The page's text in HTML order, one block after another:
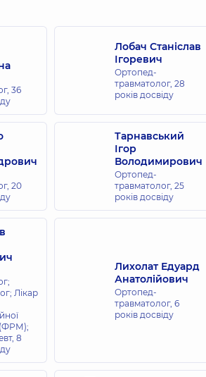
36
Лобач Станіслав
Ігоревич
Ортопед-
травматолог, 28
років досвіду
20
Тарнавський
Ігор
Володимирович
Ортопед-
травматолог, 25
років досвіду
Лікар
8
Лихолат Едуард
Анатолійович
Ортопед-
травматолог, 6
років досвіду